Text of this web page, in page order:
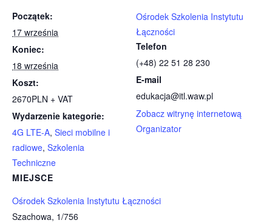
Początek:
17 września
Koniec:
18 września
Koszt:
2670PLN + VAT
Wydarzenie kategorie:
4G LTE-A, Sieci mobilne i
radiowe, Szkolenia
Techniczne
MIEJSCE
Ośrodek Szkolenia Instytutu Łączności
Szachowa, 1/756
Ośrodek Szkolenia Instytutu
Łączności
Telefon
(+48) 22 51 28 230
E-mail
edukacja@itl.waw.pl
Zobacz witrynę internetową
Organizator